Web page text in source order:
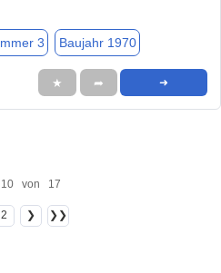
3 Baujahr 1970
★ ➦ ➜
von 17
2 ❯ ❯❯